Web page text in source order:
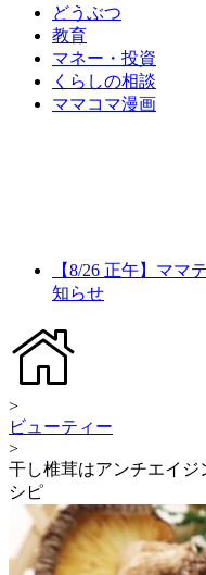
どうぶつ
教育
マネー・投資
くらしの相談
ママコマ漫画
【8/26 正午】ママ
知らせ
>
ビューティー
>
干し椎茸はアンチエイジ
シピ